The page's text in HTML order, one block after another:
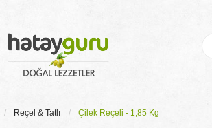
Reçel & Tatlı Çilek Reçeli - 1,85 Kg